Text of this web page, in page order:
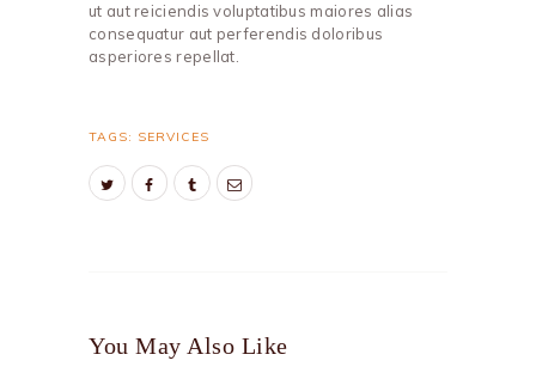
ut aut reiciendis voluptatibus maiores alias
consequatur aut perferendis doloribus
asperiores repellat.
TAGS: SERVICES
You May Also Like